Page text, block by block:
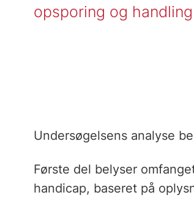
opsporing og
Undersøgelsens analyse
Første del belyser
handicap, baseret på